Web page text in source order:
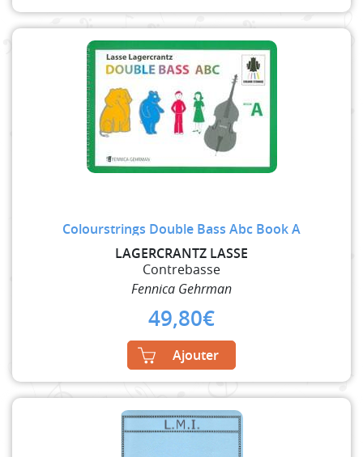
Colourstrings Double Bass Abc Book A
LAGERCRANTZ LASSE
Contrebasse
Fennica Gehrman
49,80€
Ajouter